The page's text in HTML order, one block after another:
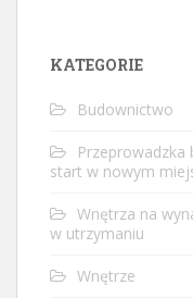
KATEGORIE
Budownictwo
Przeprowadzka
start w nowym
Wnętrza na
w utrzymaniu
Wnętrze